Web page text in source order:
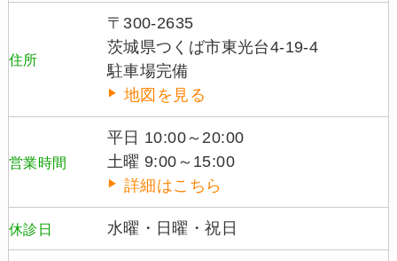
住所
〒300-2635
茨城県つくば市東光台4-19-4
駐車場完備
地図を見る
営業時間
平日 10:00～20:00
土曜 9:00～15:00
詳細はこちら
休診日 水曜・日曜・祝日